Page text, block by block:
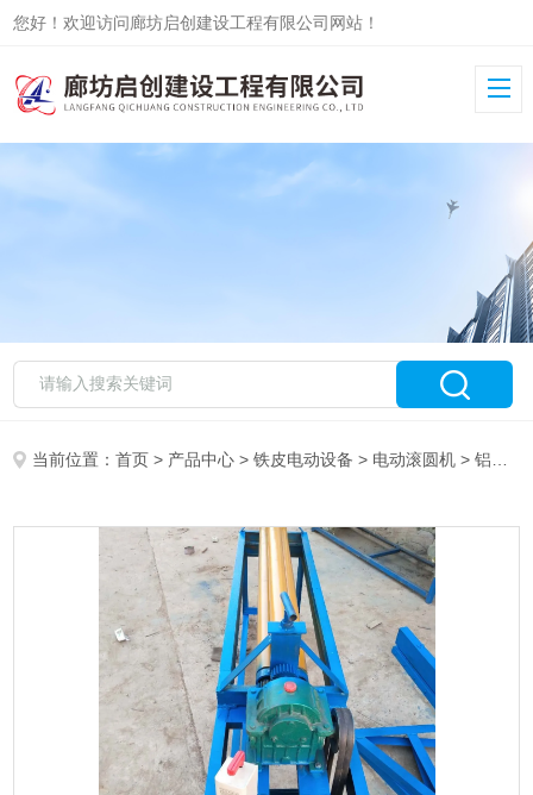
您好！欢迎访问廊坊启创建设工程有限公司网站！
当前位置：首页 > 产品中心 >铁皮电动设备 > 电动滚圆机 > 铝皮电动滚圆机大量现货批发